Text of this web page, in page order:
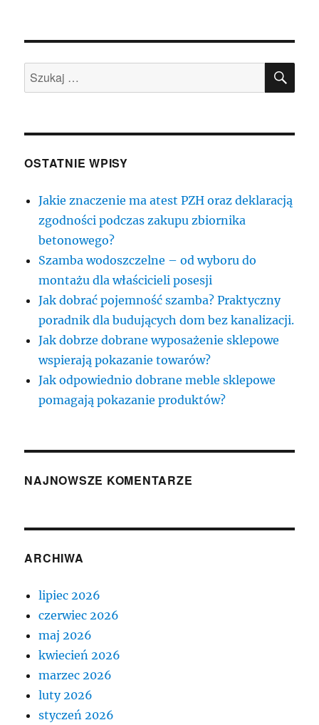
Szukaj:
OSTATNIE WPISY
Jakie znaczenie ma atest PZH oraz deklaracją
zgodności podczas zakupu zbiornika
betonowego?
Szamba wodoszczelne – od wyboru do
montażu dla właścicieli posesji
Jak dobrać pojemność szamba? Praktyczny
poradnik dla budujących dom bez kanalizacji.
Jak dobrze dobrane wyposażenie sklepowe
wspierają pokazanie towarów?
Jak odpowiednio dobrane meble sklepowe
pomagają pokazanie produktów?
NAJNOWSZE KOMENTARZE
ARCHIWA
lipiec 2026
czerwiec 2026
maj 2026
kwiecień 2026
marzec 2026
luty 2026
styczeń 2026